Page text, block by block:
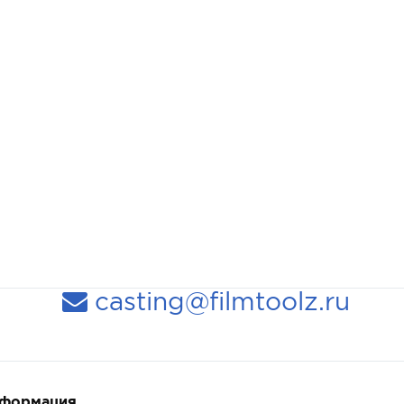
casting@filmtoolz.ru